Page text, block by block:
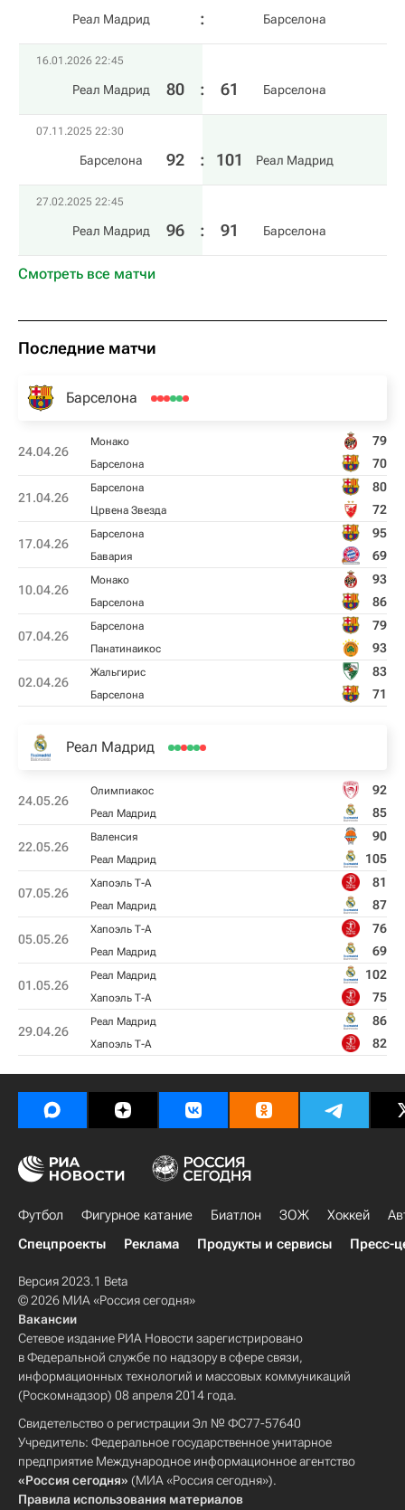
Реал Мадрид Барселона
16.01.2026 22:45
Реал Мадрид 80 : 61 Барселона
07.11.2025 22:30
Барселона 92 : 101 Реал Мадрид
27.02.2025 22:45
Реал Мадрид 96 : 91 Барселона
Смотреть все матчи
Последние матчи
Барселона
24.04.26
Монако 79
Барселона 70
21.04.26
Барселона 80
Црвена Звезда 72
17.04.26
Барселона 95
Бавария 69
10.04.26
Монако 93
Барселона 86
07.04.26
Барселона 79
Панатинаикос 93
02.04.26
Жальгирис 83
Барселона 71
Реал Мадрид
24.05.26
Олимпиакос 92
Реал Мадрид 85
22.05.26
Валенсия 90
Реал Мадрид 105
07.05.26
Хапоэль Т-А 81
Реал Мадрид 87
05.05.26
Хапоэль Т-А 76
Реал Мадрид 69
01.05.26
Реал Мадрид 102
Хапоэль Т-А 75
29.04.26
Реал Мадрид 86
Хапоэль Т-А 82
Футбол Фигурное катание Биатлон ЗОЖ Хоккей
Спецпроекты
Реклама Продукты и сервисы Пресс-
Версия 2023.1 Beta
© 2026 МИА «Россия сегодня»
Вакансии
Сетевое издание РИА Новости зарегистрировано
в Федеральной службе по надзору в сфере связи,
информационных технологий и массовых коммуникаций
(Роскомнадзор) 08 апреля 2014 года.
Свидетельство о регистрации Эл № ФС77-57640
Учредитель: Федеральное государственное унитарное
предприятие Международное информационное агентство
«Россия сегодня» (МИА «Россия сегодня»).
Правила использования материалов